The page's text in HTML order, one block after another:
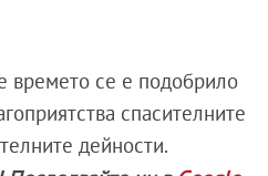
времето се е подобрило
спасителните
дейности.